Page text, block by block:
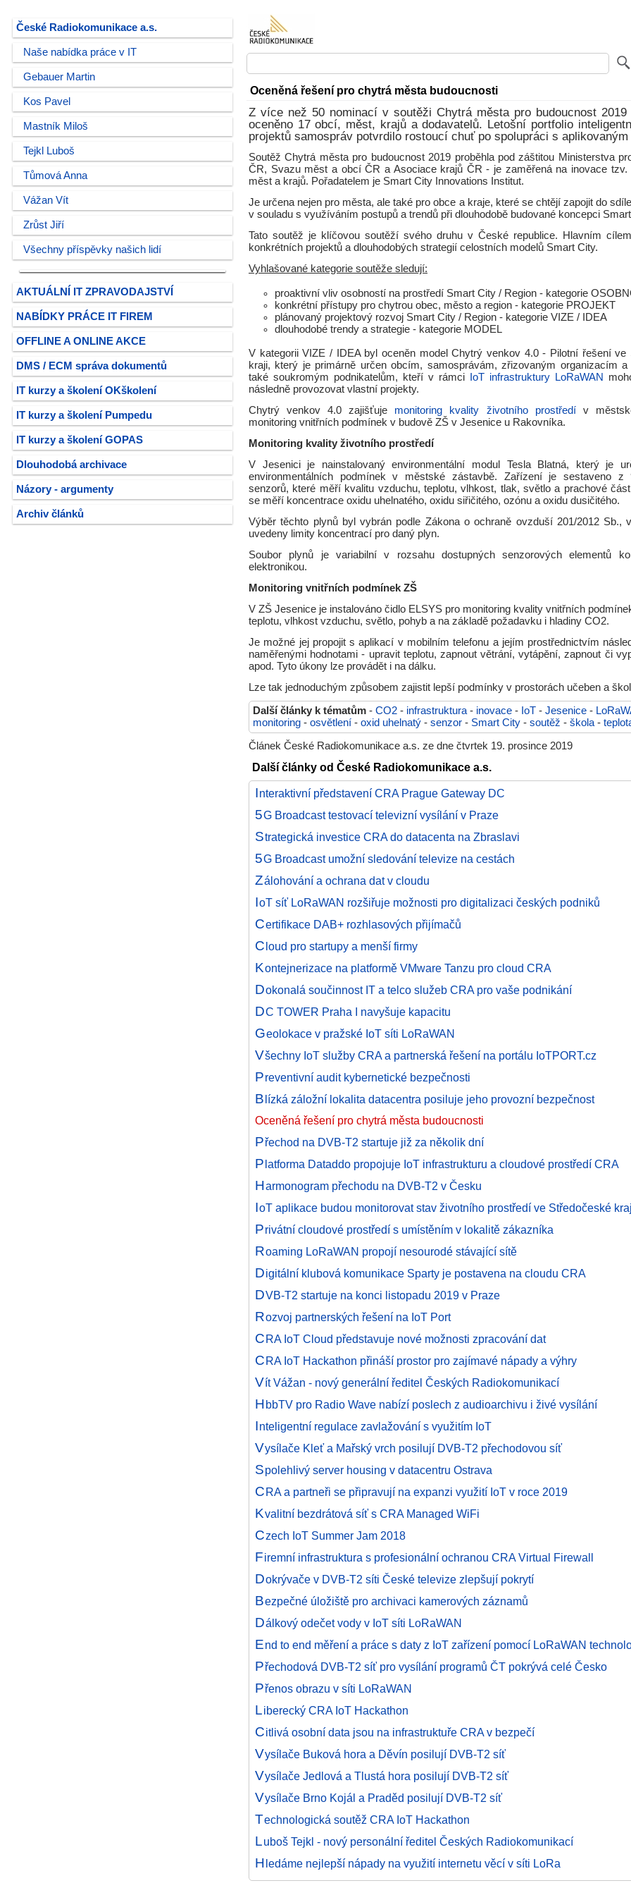
České Radiokomunikace a.s.
Naše nabídka práce v IT
Gebauer Martin
Kos Pavel
Mastník Miloš
Tejkl Luboš
Tůmová Anna
Vážan Vít
Zrůst Jiří
Všechny příspěvky našich lidí
AKTUÁLNÍ IT ZPRAVODAJSTVÍ
NABÍDKY PRÁCE IT FIREM
OFFLINE A ONLINE AKCE
DMS / ECM správa dokumentů
IT kurzy a školení OKškolení
IT kurzy a školení Pumpedu
IT kurzy a školení GOPAS
Dlouhodobá archivace
Názory - argumenty
Archiv článků
Oceněná řešení pro chytrá města budoucnosti
Z více než 50 nominací v soutěži Chytrá města pro budoucnost 2019
oceněno 17 obcí, měst, krajů a dodavatelů. Letošní portfolio
projektů samospráv potvrdilo rostoucí chuť po spolupráci s
Soutěž Chytrá města pro budoucnost 2019 proběhla pod záštitou Ministerstva
ČR, Svazu měst a obcí ČR a Asociace krajů ČR - je zaměřená na inovace
měst a krajů. Pořadatelem je Smart City Innovations Institut.
Je určena nejen pro města, ale také pro obce a kraje, které se chtějí zapojit do
v souladu s využíváním postupů a trendů při dlouhodobě budované koncepci
Tato soutěž je klíčovou soutěží svého druhu v České republice. Hlavním
konkrétních projektů a dlouhodobých strategií celostních modelů Smart City.
Vyhlašované kategorie soutěže sledují:
proaktivní vliv osobností na prostředí Smart City / Region - kategorie
konkrétní přístupy pro chytrou obec, město a region - kategorie PROJEKT
plánovaný projektový rozvoj Smart City / Region - kategorie VIZE / IDEA
dlouhodobé trendy a strategie - kategorie MODEL
V kategorii VIZE / IDEA byl oceněn model Chytrý venkov 4.0 - Pilotní řešení ve
kraji, který je primárně určen obcím, samosprávám, zřizovaným organizacím a
také soukromým podnikatelům, kteří v rámci
IoT infrastruktury LoRaWAN
následně provozovat vlastní projekty.
Chytrý venkov 4.0 zajišťuje monitoring kvality životního prostředív
monitoring vnitřních podmínek v budově ZŠ v Jesenice u Rakovníka.
Monitoring kvality životního prostředí
V Jesenici je nainstalovaný environmentální modul Tesla Blatná, který je
environmentálních podmínek v městské zástavbě. Zařízení je sestaveno z
senzorů, které měří kvalitu vzduchu, teplotu, vlhkost, tlak, světlo a prachové
se měří koncentrace oxidu uhelnatého, oxidu siřičitého, ozónu a oxidu dusičitého.
Výběr těchto plynů byl vybrán podle Zákona o ochraně ovzduší 201/2012 Sb.,
uvedeny limity koncentrací pro daný plyn.
Soubor plynů je variabilní v rozsahu dostupných senzorových elementů
elektronikou.
Monitoring vnitřních podmínek ZŠ
V ZŠ Jesenice je instalováno čidlo ELSYS pro monitoring kvality vnitřních
teplotu, vlhkost vzduchu, světlo, pohyb a na základě požadavku i hladiny CO2.
Je možné jej propojit s aplikací v mobilním telefonu a jejím prostřednictvím
naměřenými hodnotami - upravit teplotu, zapnout větrání, vytápění, zapnout či
apod. Tyto úkony lze provádět i na dálku.
Lze tak jednoduchým způsobem zajistit lepší podmínky v prostorách učeben a
Další články k tématům - CO2 - infrastruktura- inovace - IoT - Jesenice -
monitoring - osvětlení - oxid uhelnatý - senzor - Smart City - soutěž - škola-
Článek České Radiokomunikace a.s. ze dne čtvrtek 19. prosince 2019
Další články od České Radiokomunikace a.s.
Interaktivní představení CRA Prague Gateway DC
5G Broadcast testovací televizní vysílání v Praze
Strategická investice CRA do datacenta na Zbraslavi
5G Broadcast umožní sledování televize na cestách
Zálohování a ochrana dat v cloudu
IoT síť LoRaWAN rozšiřuje možnosti pro digitalizaci českých podniků
Certifikace DAB+ rozhlasových přijímačů
C loud pro startupy a menší firmy
Kontejnerizace na platformě VMware Tanzu pro cloud CRA
Dokonalá součinnost IT a telco služeb CRA pro vaše podnikání
DC TOWER Praha I navyšuje kapacitu
Geolokace v pražské IoT síti LoRaWAN
Všechny IoT služby CRA a partnerská řešení na portálu IoTPORT.cz
Preventivní audit kybernetické bezpečnosti
B lízká záložní lokalita datacentra posiluje jeho provozní bezpečnost
Oceněná řešení pro chytrá města budoucnosti
Přechod na DVB-T2 startuje již za několik dní
P latforma Dataddo propojuje IoT infrastrukturu a cloudové prostředí CRA
Harmonogram přechodu na DVB-T2 v Česku
IoT aplikace budou monitorovat stav životního prostředí ve Středočeské
Privátní cloudové prostředí s umístěním v lokalitě zákazníka
Roaming LoRaWAN propojí nesourodé stávající sítě
Digitální klubová komunikace Sparty je postavena na cloudu CRA
DVB-T2 startuje na konci listopadu 2019 v Praze
Rozvoj partnerských řešení na IoT Port
C RA IoT Cloud představuje nové možnosti zpracování dat
C RA IoT Hackathon přináší prostor pro zajímavé nápady a výhry
Vít Vážan - nový generální ředitel Českých Radiokomunikací
H bbTV pro Radio Wave nabízí poslech z audioarchivu i živé vysílání
Inteligentní regulace zavlažování s využitím IoT
Vysílače Kleť a Mařský vrch posilují DVB-T2 přechodovou síť
Spolehlivý server housing v datacentru Ostrava
C RA a partneři se připravují na expanzi využití IoT v roce 2019
Kvalitní bezdrátová síť s CRA Managed WiFi
Czech IoT Summer Jam 2018
Firemní infrastruktura s profesionální ochranou CRA Virtual Firewall
Dokrývače v DVB-T2 síti České televize zlepšují pokrytí
Bezpečné úložiště pro archivaci kamerových záznamů
Dálkový odečet vody v IoT síti LoRaWAN
End to end měření a práce s daty z IoT zařízení pomocí LoRaWAN
Přechodová DVB-T2 síť pro vysílání programů ČT pokrývá celé Česko
Přenos obrazu v síti LoRaWAN
Liberecký CRA IoT Hackathon
Citlivá osobní data jsou na infrastruktuře CRA v bezpečí
Vysílače Buková hora a Děvín posilují DVB-T2 síť
Vysílače Jedlová a Tlustá hora posilují DVB-T2 síť
Vysílače Brno Kojál a Praděd posilují DVB-T2 síť
Technologická soutěž CRA IoT Hackathon
Luboš Tejkl - nový personální ředitel Českých Radiokomunikací
H ledáme nejlepší nápady na využití internetu věcí v síti LoRa